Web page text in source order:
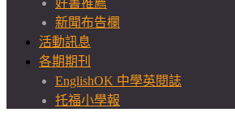
好書推薦
新聞布告欄
活動訊息
各期期刊
EnglishOK 中學英閱誌
托福小學報